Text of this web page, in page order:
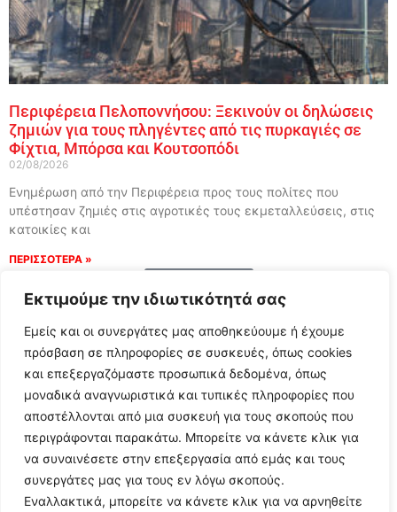
Εκτιμούμε την ιδιωτικότητά σας
Εμείς και οι συνεργάτες μας αποθηκεύουμε ή έχουμε
πρόσβαση σε πληροφορίες σε συσκευές, όπως cookies
και επεξεργαζόμαστε προσωπικά δεδομένα, όπως
μοναδικά αναγνωριστικά και τυπικές πληροφορίες που
αποστέλλονται από μια συσκευή για τους σκοπούς που
περιγράφονται παρακάτω. Μπορείτε να κάνετε κλικ για
να συναινέσετε στην επεξεργασία από εμάς και τους
συνεργάτες μας για τους εν λόγω σκοπούς.
Εναλλακτικά, μπορείτε να κάνετε κλικ για να αρνηθείτε
Περιφέρεια Πελοποννήσου: Ξεκινούν οι δηλώσεις
ζημιών για τους πληγέντες από τις πυρκαγιές σε
Φίχτια, Μπόρσα και Κουτσοπόδι
02/08/2026
Ενημέρωση από την Περιφέρεια προς τους πολίτες που
υπέστησαν ζημιές στις αγροτικές τους εκμεταλλεύσεις, στις
κατοικίες και
ΠΕΡΙΣΣΟΤΕΡΑ »